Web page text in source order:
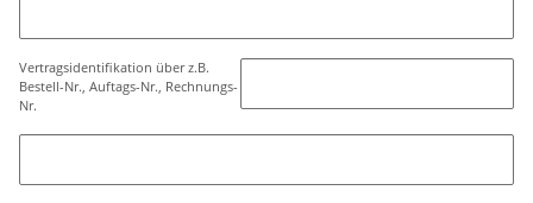
Vertragsidentifikation über z.B.
Bestell-Nr., Auftags-Nr., Rechnungs-
Nr.